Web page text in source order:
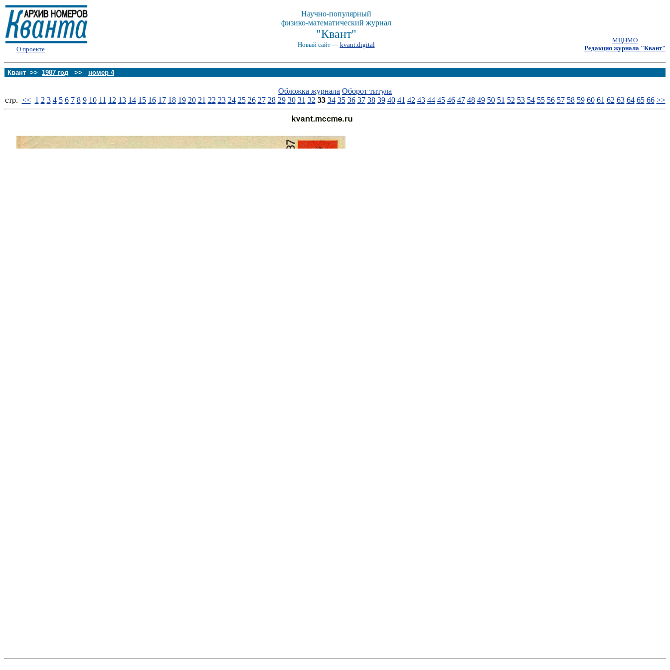
О проекте
Научно-популярный
физико-математический журнал
"Квант"
Новый сайт — kvant.digital
МЦНМО
Редакция журнала "Квант"
Квант >> 1987 год >> номер 4
Обложка журнала Оборот титула
стp. << 1 2 3 4 5 6 7 8 9 10 11 12 13 14 15 16 17 18 19 20 21 22 23 24 25 26 27 28 29 30 31 32 33 34 35 36 37 38 39 40 41 42 43 44 45 46 47 48 49 50 51 52 53 54 55 56 57 58 59 60 61 62 63 64 65 66 >>